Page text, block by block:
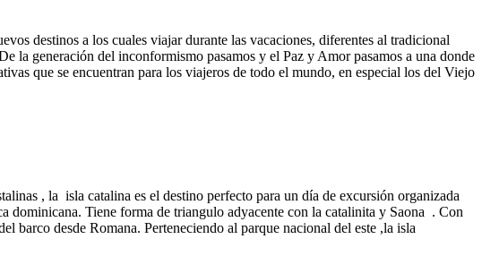
destinos a los cuales viajar durante las vacaciones, diferentes al tradicional
la generación del inconformismo pasamos y el Paz y Amor pasamos a una donde
que se encuentran para los viajeros de todo el mundo, en especial los del Viejo
, la isla catalina es el destino perfecto para un día de excursión organizada
dominicana. Tiene forma de triangulo adyacente con la catalinita y Saona . Con
barco desde Romana. Perteneciendo al parque nacional del este ,la isla